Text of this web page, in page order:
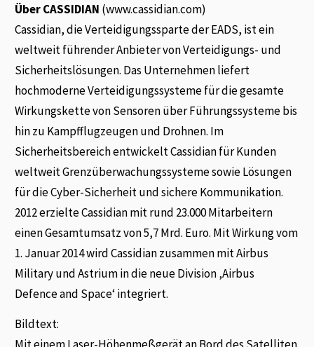
Über CASSIDIAN (www.cassidian.com)
Cassidian, die Verteidigungssparte der EADS, ist ein
weltweit führender Anbieter von Verteidigungs- und
Sicherheitslösungen. Das Unternehmen liefert
hochmoderne Verteidigungssysteme für die gesamte
Wirkungskette von Sensoren über Führungssysteme bis
hin zu Kampfflugzeugen und Drohnen. Im
Sicherheitsbereich entwickelt Cassidian für Kunden
weltweit Grenzüberwachungssysteme sowie Lösungen
für die Cyber-Sicherheit und sichere Kommunikation.
2012 erzielte Cassidian mit rund 23.000 Mitarbeitern
einen Gesamtumsatz von 5,7 Mrd. Euro. Mit Wirkung vom
1. Januar 2014 wird Cassidian zusammen mit Airbus
Military und Astrium in die neue Division ‚Airbus
Defence and Space‘ integriert.
Bildtext: